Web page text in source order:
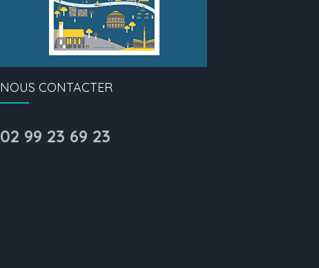
NOUS CONTACTER
02 99 23 69 23